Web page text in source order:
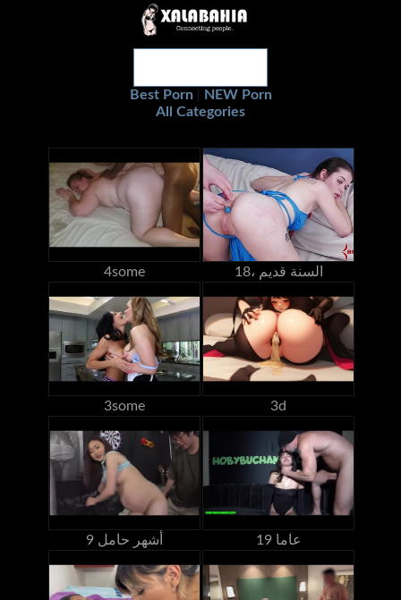
Best Porn
NEW Porn
All Categories
4some 18، السنة قديم
3some 3d
9 أشهر حامل 19 عاما